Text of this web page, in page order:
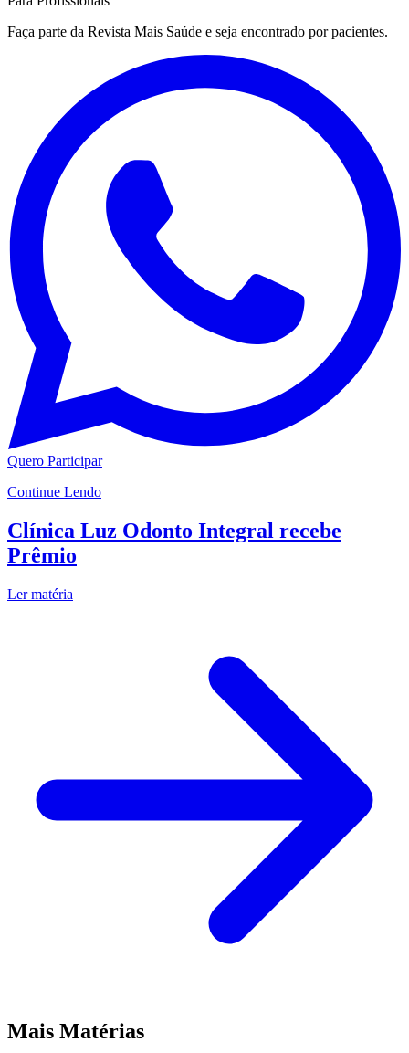
Faça parte da Revista Mais Saúde e seja encontrado por pacientes.
Quero Participar
Continue Lendo
Clínica Luz Odonto Integral recebe
Prêmio
Ler matéria
Mais Matérias